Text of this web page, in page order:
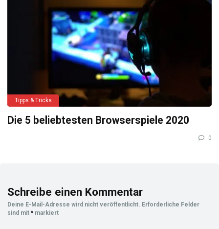
Tipps & Tricks
Die 5 beliebtesten Browserspiele 2020
0
Schreibe einen Kommentar
Deine E-Mail-Adresse wird nicht veröffentlicht. Erforderliche Felder
sind mit * markiert